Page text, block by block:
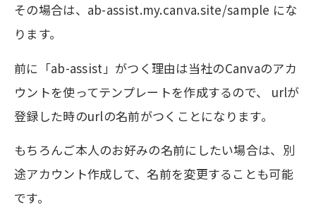
その場合は、ab-assist.my.canva.site/sample にな
ります。
前に「ab-assist」がつく理由は当社のCanvaのアカ
ウントを使ってテンプレートを作成するので、 urlが
登録した時のurlの名前がつくことになります。
もちろんご本人のお好みの名前にしたい場合は、別
途アカウント作成して、名前を変更することも可能
です。